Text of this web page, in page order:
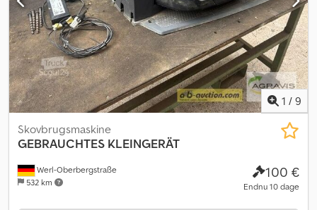
1 / 9
Werl-Oberbergstraße
532 km
Skovbrugsmaskine
GEBRAUCHTES KLEINGERÄT
100 €
Endnu 10 dage